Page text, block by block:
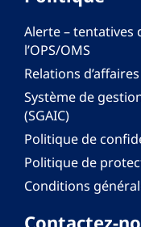
Alerte – tentatives
l’OPS/OMS
Relations d’affaires
Système de
(SGAIC)
Politique de
Politique de
Conditions
Contactez-